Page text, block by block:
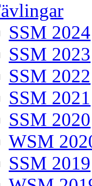
SSM 2024
SSM 2023
SSM 2022
SSM 2021
SSM 2020
WSM
SSM 2019